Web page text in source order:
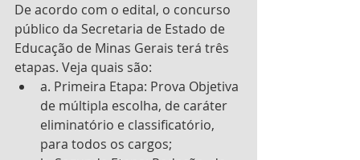
De acordo com o edital, o concurso
público da Secretaria de Estado de
Educação de Minas Gerais terá três
etapas. Veja quais são:
a. Primeira Etapa: Prova Objetiva
de múltipla escolha, de caráter
eliminatório e classificatório,
para todos os cargos;